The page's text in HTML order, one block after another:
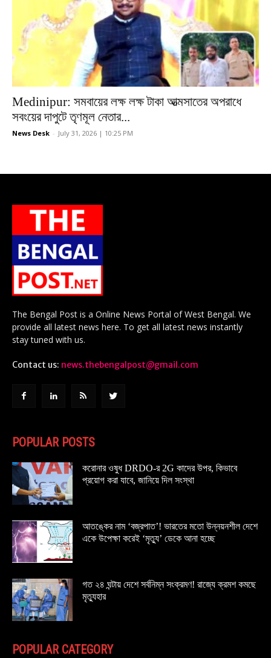
Medinipur: সমবায়ের লক্ষ লক্ষ টাকা আত্মসাতের অপরাধে
সবংয়ের দাপুটে তৃণমূল নেতার...
News Desk - July 31, 2026 | 10:25 PM
The Bengal Post is a Online News Portal of West Bengal. We
provide all latest news here. To get all latest news instantly
stay tuned with us.
Contact us: news.thebengalpost@gmail.com
POPULAR POSTS
করোনার ওষুধ DRDO-র 2G কাদের উপর, কিভাবে
প্রয়োগ করা যাবে, জানিয়ে দিল সংস্থা
আতঙ্কের নাম ‘বজ্রপাত’! ভারতের মতো উন্নয়নশীল দেশে
একে উপেক্ষা করেই ‘মৃত্যু’ ডেকে আনা হচ্ছে
গত ২৪ ঘন্টায় দেশে সর্বনিম্ন সংক্রমণ! রাজ্যে ক্রমশ কমছে
মৃত্যুহার
POPULAR CATEGORY